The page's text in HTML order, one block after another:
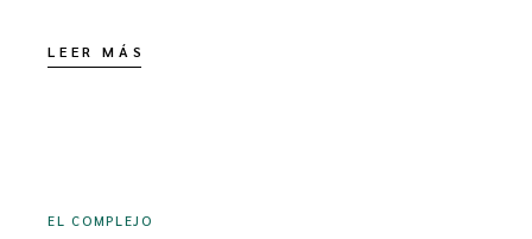
LEER MÁS
EL COMPLEJO